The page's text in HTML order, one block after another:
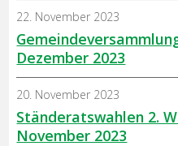
Dezember 2023
22. November 2023
Ständeratswahlen 2.
November 2023
20. November 2023